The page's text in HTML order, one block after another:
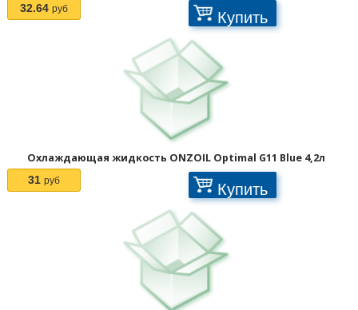
32.64 руб Купить
Охлаждающая жидкость ONZOIL Optimal G11 Blue 4,2л
31 руб Купить